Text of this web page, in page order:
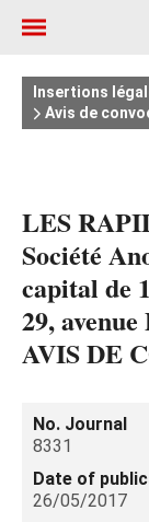
Insertions
Avis de
LES
Société
capital de
29,
AVIS DE
No. Journal
8331
Date of
26/05/2017